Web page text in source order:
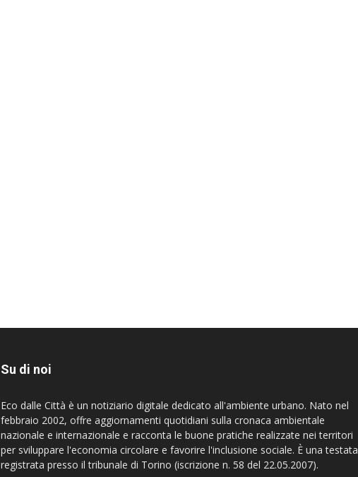
Su di noi
Eco dalle Città è un notiziario digitale dedicato all'ambiente urbano. Nato nel
febbraio 2002, offre aggiornamenti quotidiani sulla cronaca ambientale
nazionale e internazionale e racconta le buone pratiche realizzate nei territori
per sviluppare l'economia circolare e favorire l'inclusione sociale. È una testata
registrata presso il tribunale di Torino (iscrizione n. 58 del 22.05.2007).